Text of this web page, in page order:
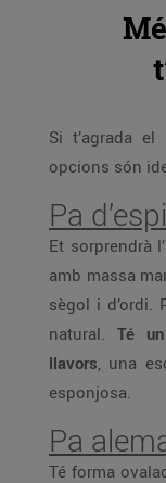
Si t’agrada el
opcions són
Pa
Et sorprendrà
amb massa
sègol i d’ordi.
natural. Té
llavors, una
esponjosa.
Pa
Té forma